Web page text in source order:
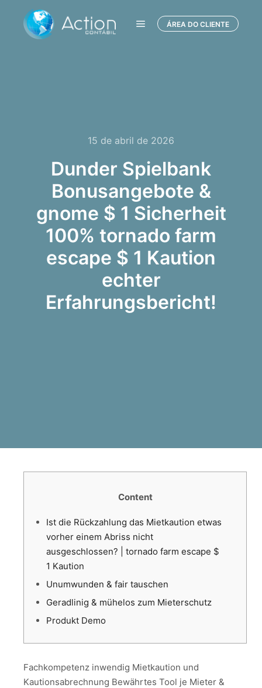
ÁREA DO CLIENTE
15 de abril de 2026
Dunder Spielbank
Bonusangebote &
gnome $ 1 Sicherheit
100% tornado farm
escape $ 1 Kaution
echter
Erfahrungsbericht!
Content
Ist die Rückzahlung das Mietkaution etwas
vorher einem Abriss nicht
ausgeschlossen? | tornado farm escape $
1 Kaution
Unumwunden & fair tauschen
Geradlinig & mühelos zum Mieterschutz
Produkt Demo
Fachkompetenz inwendig Mietkaution und
Kautionsabrechnung Bewährtes Tool je Mieter &